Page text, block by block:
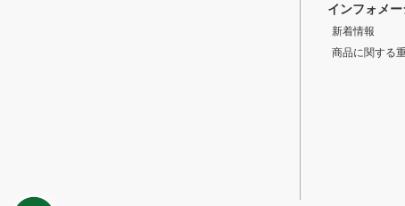
インフォメ
新着情報
商品に関する